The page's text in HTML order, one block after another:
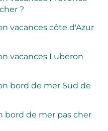
?
vacances côte d'Azur
vacances Luberon
bord de mer Sud de
bord de mer pas cher